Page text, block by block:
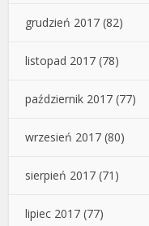
grudzień 2017 (82)
listopad 2017 (78)
październik 2017 (77)
wrzesień 2017 (80)
sierpień 2017 (71)
lipiec 2017 (77)